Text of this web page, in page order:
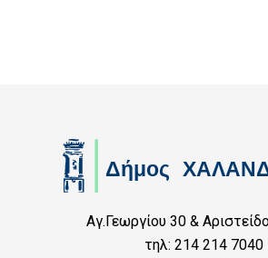
Αγ.Γεωργίου 30 &
τηλ: 214 214 7040